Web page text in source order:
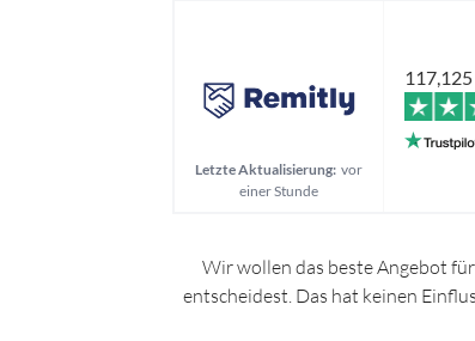
Letzte Aktualisierung: vor
einer Stunde
Wir wollen das beste Angebot
entscheidest. Das hat keinen